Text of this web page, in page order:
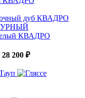
28 200 ₽